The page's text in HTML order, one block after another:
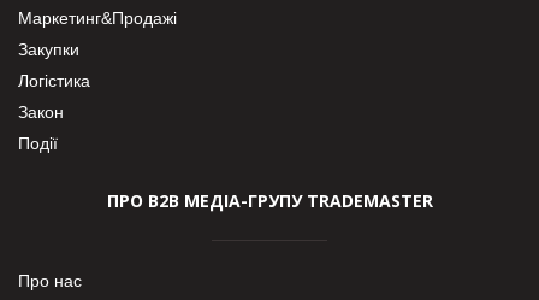
Маркетинг&Продажі
Закупки
Логістика
Закон
Події
ПРО В2В МЕДІА-ГРУПУ TRADEMASTER
Про нас